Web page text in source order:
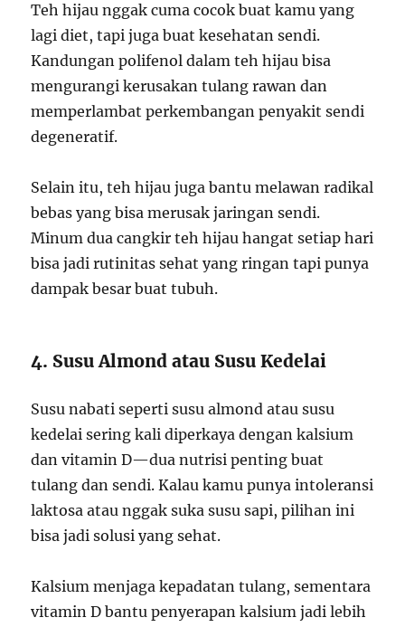
Teh hijau nggak cuma cocok buat kamu yang
lagi diet, tapi juga buat kesehatan sendi.
Kandungan polifenol dalam teh hijau bisa
mengurangi kerusakan tulang rawan dan
memperlambat perkembangan penyakit sendi
degeneratif.
Selain itu, teh hijau juga bantu melawan radikal
bebas yang bisa merusak jaringan sendi.
Minum dua cangkir teh hijau hangat setiap hari
bisa jadi rutinitas sehat yang ringan tapi punya
dampak besar buat tubuh.
4. Susu Almond atau Susu Kedelai
Susu nabati seperti susu almond atau susu
kedelai sering kali diperkaya dengan kalsium
dan vitamin D—dua nutrisi penting buat
tulang dan sendi. Kalau kamu punya intoleransi
laktosa atau nggak suka susu sapi, pilihan ini
bisa jadi solusi yang sehat.
Kalsium menjaga kepadatan tulang, sementara
vitamin D bantu penyerapan kalsium jadi lebih